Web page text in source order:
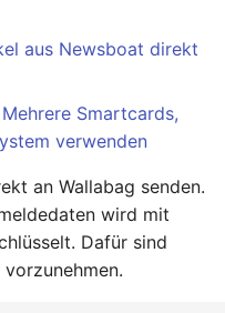
aus Newsboat direkt
Smartcards,
verwenden
an Wallabag senden.
wird mit
Dafür sind